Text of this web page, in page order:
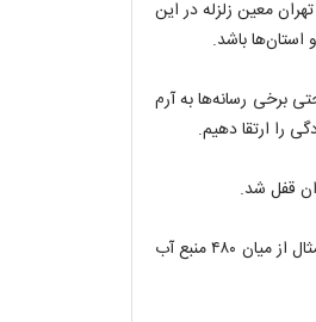
تهران معین زلزله در این
باشد.
برخی رسانه‌ها به آرم
را ارتقا دهیم.
قفل شد.
وی افزود: تلاش‌های گسترده‌ای برای آمادگی با زلزله تهران صورت گرفته اما برای مثال از میان ۴۸۰ منبع آب